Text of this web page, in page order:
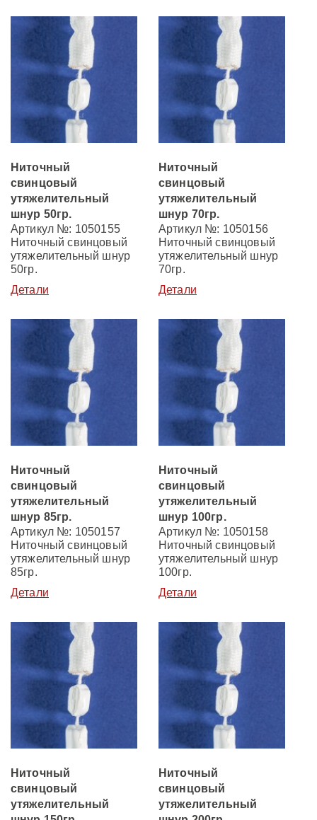
Ниточный
свинцовый
утяжелительный
шнур 50гр.
Артикул №: 1050155
Ниточный свинцовый
утяжелительный шнур
50гр.
Детали
Ниточный
свинцовый
утяжелительный
шнур 70гр.
Артикул №: 1050156
Ниточный свинцовый
утяжелительный шнур
70гр.
Детали
Ниточный
свинцовый
утяжелительный
шнур 85гр.
Артикул №: 1050157
Ниточный свинцовый
утяжелительный шнур
85гр.
Детали
Ниточный
свинцовый
утяжелительный
шнур 100гр.
Артикул №: 1050158
Ниточный свинцовый
утяжелительный шнур
100гр.
Детали
Ниточный
свинцовый
утяжелительный
Ниточный
свинцовый
утяжелительный